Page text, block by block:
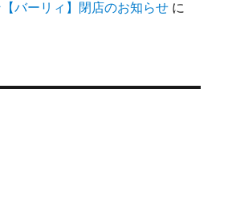
バーリィ】閉店のお知らせ に